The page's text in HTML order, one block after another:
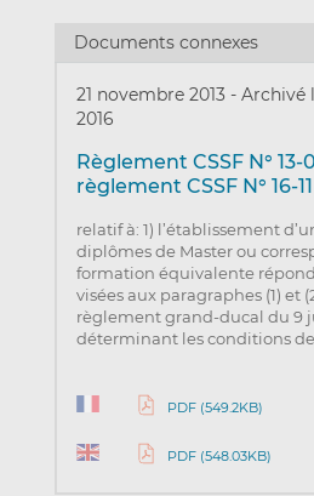
Documents connexes
21 novembre 2013 - Archivé
2016
Règlement CSSF N°
règlement CSSF N° 16-11
relatif à: 1) l’établissement
diplômes de Master ou
formation équivalente
visées aux paragraphes (1) et
règlement grand-ducal du 9
déterminant les conditions
PDF (549.2KB)
PDF (548.03KB)